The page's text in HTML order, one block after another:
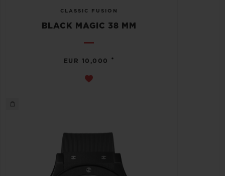
CLASSIC FUSION
BLACK MAGIC 38 MM
EUR 10,000 •